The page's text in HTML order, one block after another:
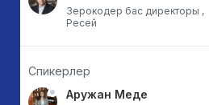
Зерокодер бас директоры ,
Ресей
Спикерлер
Аружан Меде